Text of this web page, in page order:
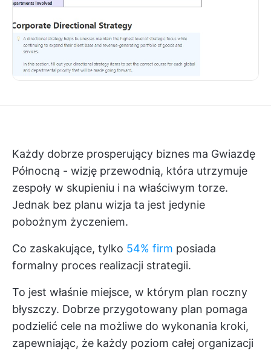
Każdy dobrze prosperujący biznes ma Gwiazdę
Północną - wizję przewodnią, która utrzymuje
zespoły w skupieniu i na właściwym torze.
Jednak bez planu wizja ta jest jedynie
pobożnym życzeniem.
Co zaskakujące, tylko 54% firm posiada
formalny proces realizacji strategii.
To jest właśnie miejsce, w którym plan roczny
błyszczy. Dobrze przygotowany plan pomaga
podzielić cele na możliwe do wykonania kroki,
zapewniając, że każdy poziom całej organizacji